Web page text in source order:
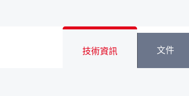
技術資訊 文件